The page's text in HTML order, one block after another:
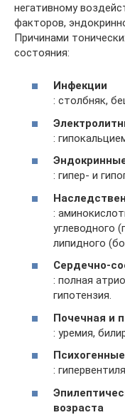
негативному
факторов,
Причинами
состояния:
Инфекции
: столбняк,
:
: гипер- и
:
углеводного
липидного
Сердечно-
: полная
гипотензия.
Почечная и
: уремия,
:
возраста